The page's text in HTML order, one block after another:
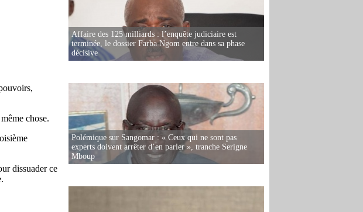
Affaire des 125 milliards : l’enquête judiciaire est
terminée, le dossier Farba Ngom entre dans sa phase
décisive
Polémique sur Sangomar : « Ceux qui ne sont pas
experts doivent arrêter d’en parler », tranche Serigne
Mboup